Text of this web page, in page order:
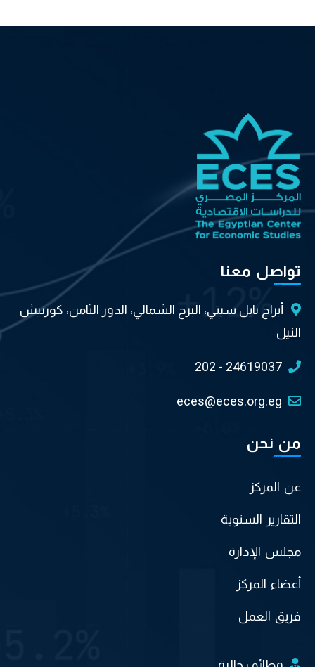
تواصل معنا
أبراج نايل سيتي، البرج الشمالي، الدور الثامن، كورنيش
النيل
202 - 24619037
eces@eces.org.eg
من نحن
عن المركز
التقارير السنوية
مجلس الإدارة
أعضاء المركز
فريق العمل